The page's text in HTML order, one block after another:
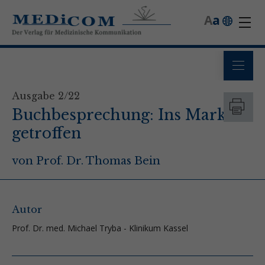
a
A
Ausgabe 2/22
Buchbesprechung: Ins Mark
getroffen
von Prof. Dr. Thomas Bein
Autor
Prof. Dr. med. Michael Tryba - Klinikum Kassel